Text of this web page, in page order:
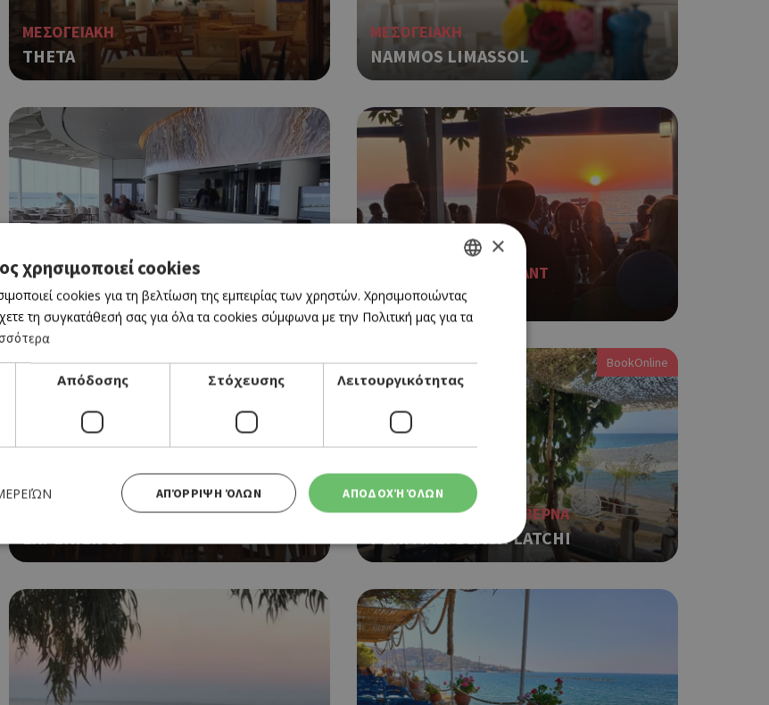
ΜΕΣΟΓΕΙΑΚΗ
THETA
ΜΕΣΟΓΕΙΑΚΗ
NAMMOS LIMASSOL
BY THE SEA
PUESTA OYSTER
BEACH BAR RESTAURANT
SANTA BARBARA
ΨΑΡΙ, ΘΑΛΑΣΣΙΝΑ
PENTASCHOINOS SEAFOOD
EXPERIENCE
ΕΣΤΙΑΤΟΡΙΟ, ΨΑΡΟΤΑΒΕΡΝΑ
PERIYIALI BEACH LATCHI
BookOnline
GREEK
ENGLISH
×
χρησιμοποιεί cookies
cookies για τη βελτίωση της εμπειρίας των χρηστών. Χρησιμοποιώντας
τη συγκατάθεσή σας για όλα τα cookies σύμφωνα με την Πολιτική μας για τα
Απόδοσης Στόχευσης Λειτουργικότητας
ΑΠΟΔΟΧΉ ΌΛΩΝ
ΑΠΌΡΡΙΨΗ ΌΛΩΝ
επιτρέπουν βασικές λειτουργίες του ιστότοπου, όπως τη σύνδεση χρήστη και τη διαχείριση λογαριασμού. Ο
σωστά χωρίς τα απολύτως απαραίτητα cookies.
Προμηθευτής
Πεδίο Λήξη
Χρησιμοποιήθηκε για σύνδεση στο Google